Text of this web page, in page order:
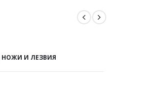
НОЖИ И ЛЕЗВИЯ